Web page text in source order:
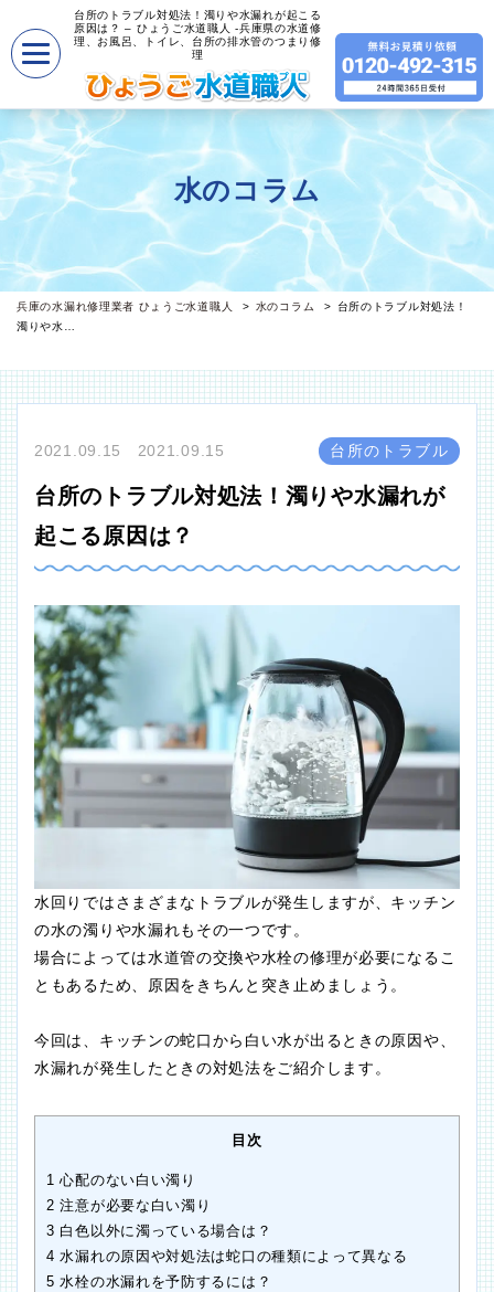
台所のトラブル対処法！濁りや水漏れが起こる
原因は？ – ひょうご水道職人 -兵庫県の水道修
理、お風呂、トイレ、台所の排水管のつまり修
理
水のコラム
兵庫の水漏れ修理業者 ひょうご水道職人 水のコラム
台所のトラブル対処法！
濁りや水…
2021.09.15 2021.09.15 台所のトラブル
台所のトラブル対処法！濁りや水漏れが
起こる原因は？
水回りではさまざまなトラブルが発生しますが、キッチン
の水の濁りや水漏れもその一つです。
場合によっては水道管の交換や水栓の修理が必要になるこ
ともあるため、原因をきちんと突き止めましょう。
今回は、キッチンの蛇口から白い水が出るときの原因や、
水漏れが発生したときの対処法をご紹介します。
目次
1 心配のない白い濁り
2 注意が必要な白い濁り
3 白色以外に濁っている場合は？
4 水漏れの原因や対処法は蛇口の種類によって異なる
5 水栓の水漏れを予防するには？